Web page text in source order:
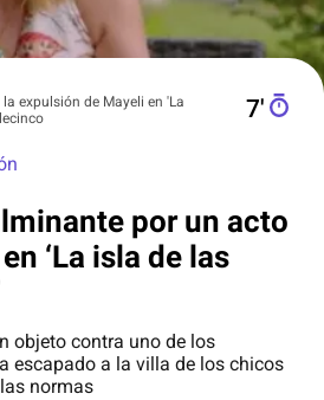
expulsión de Mayeli en 'La
7′
por un acto
‘La isla de las
objeto contra uno de los
escapado a la villa de los chicos
normas